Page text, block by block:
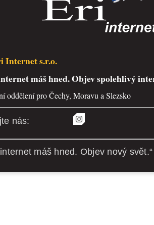
Internet s.r.o.
máš hned. Objev spolehlivý
oddělení pro Čechy, Moravu a Slezsko
nás:
máš hned. Objev nový svět.“